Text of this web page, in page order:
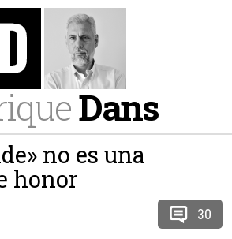
Dans
no es una
honor
30